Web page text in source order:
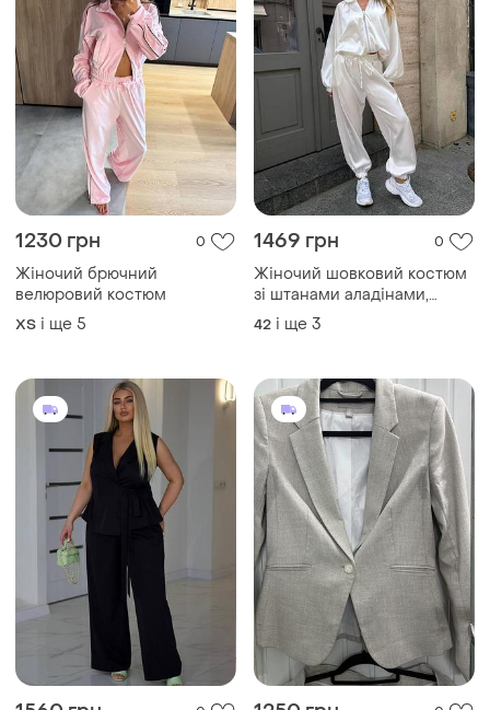
1230 грн 0
Жіночий брючний
велюровий костюм
ХS і ще 5
1469 грн 0
Жіночий шовковий костюм
зі штанами аладінами,
жіночий шовковий костюм
двійка
42 і ще 3